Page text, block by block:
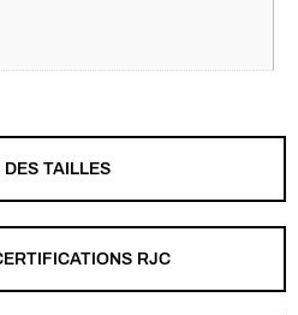
DES TAILLES
RJC